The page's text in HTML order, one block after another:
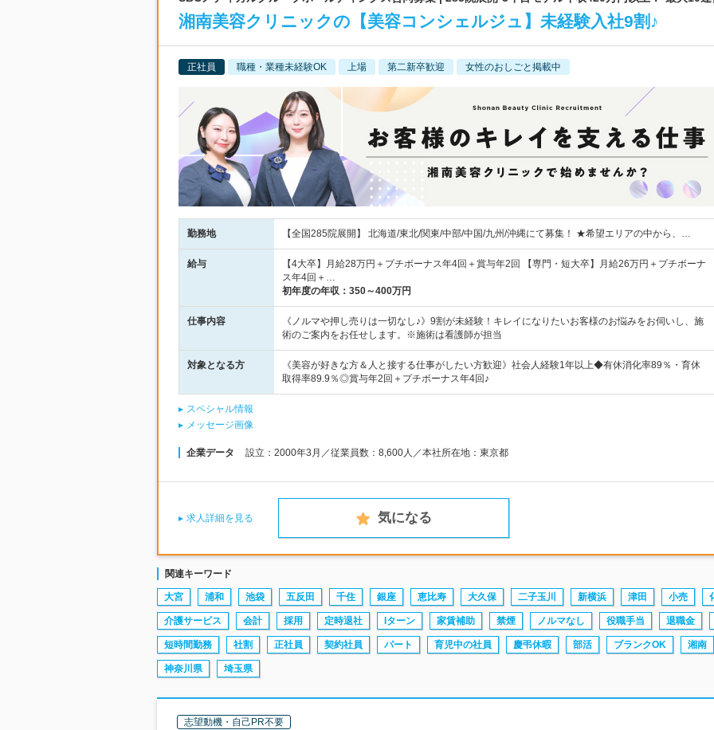
湘南美容クリニックの【美容コンシェルジュ】未経験入社9割♪
正社員 職種・業種未経験OK 上場 第二新卒歓迎 女性のおしごと掲載中
勤務地 【全国285院展開】 北海道/東北/関東/中部/中国/九州/沖縄にて募集！ ★希望エリアの中から、…
給与
【4大卒】月給28万円＋プチボーナス年4回＋賞与年2回 【専門・短大卒】月給26万円＋プチボーナ
ス年4回＋…
初年度の年収： 350～400万円
仕事内容
《ノルマや押し売りは一切なし♪》9割が未経験！キレイになりたいお客様のお悩みをお伺いし、施
術のご案内をお任せします。※施術は看護師が担当
対象となる方
《美容が好きな方＆人と接する仕事がしたい方歓迎》社会人経験1年以上◆有休消化率89％・育休
取得率89.9％◎賞与年2回＋プチボーナス年4回♪
スペシャル情報
メッセージ画像
企業データ 設立：2000年3月／従業員数：8,600人／本社所在地：東京都
求人詳細を見る 気になる
関連キーワード
大宮 浦和 池袋 五反田 千住 銀座 恵比寿 大久保 二子玉川 新横浜 津田 小売
介護サービス 会計 採用 定時退社 Iターン 家賃補助 禁煙 ノルマなし 役職手当 退職金
短時間勤務 社割 正社員 契約社員 パート 育児中の社員 慶弔休暇 部活 ブランクOK 湘南
神奈川県 埼玉県
志望動機・自己PR不要